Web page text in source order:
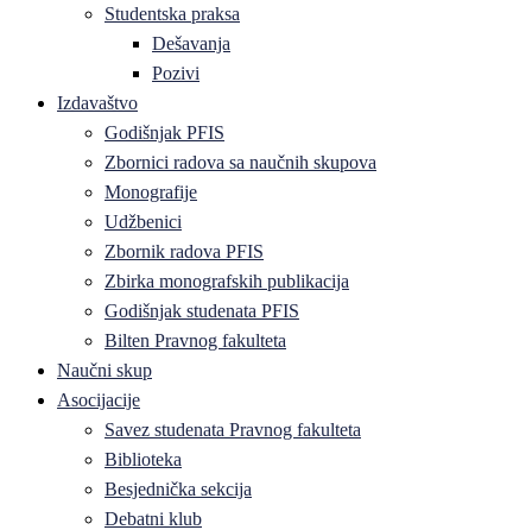
Studentska praksa
Dešavanja
Pozivi
Izdavaštvo
Godišnjak PFIS
Zbornici radova sa naučnih skupova
Monografije
Udžbenici
Zbornik radova PFIS
Zbirka monografskih publikacija
Godišnjak studenata PFIS
Bilten Pravnog fakulteta
Naučni skup
Asocijacije
Savez studenata Pravnog fakulteta
Biblioteka
Besjednička sekcija
Debatni klub